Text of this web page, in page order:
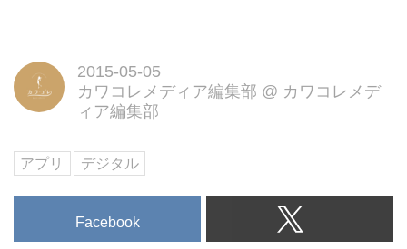
2015-05-05
カワコレメディア編集部 @ カワコレメデ
ィア編集部
アプリ デジタル
Facebook